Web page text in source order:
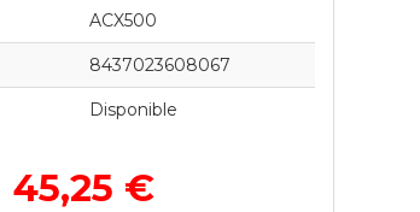
ACX500
8437023608067
Disponible
45,25 €